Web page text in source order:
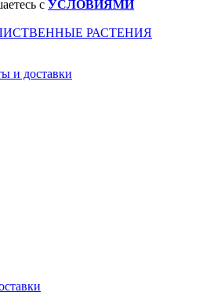
с УСЛОВИЯМИ
РАСТЕНИЯ
и доставки